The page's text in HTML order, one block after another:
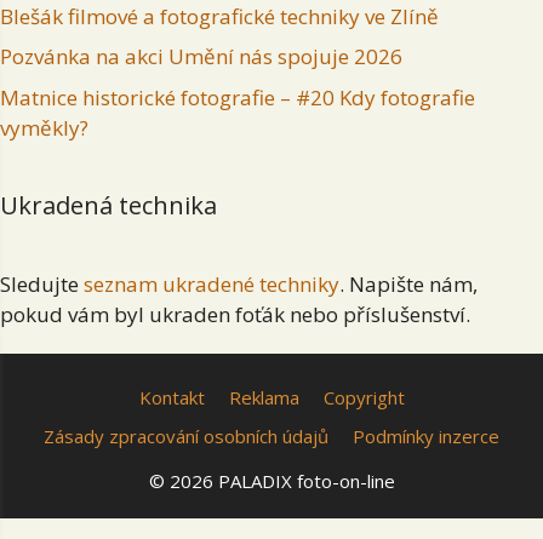
Blešák filmové a fotografické techniky ve Zlíně
Pozvánka na akci Umění nás spojuje 2026
Matnice historické fotografie – #20 Kdy fotografie
vyměkly?
Ukradená technika
Sledujte seznam ukradené techniky. Napište nám,
pokud vám byl ukraden foťák nebo příslušenství.
Kontakt Reklama
Copyright
Zásady zpracování osobních údajů
Podmínky inzerce
© 2026 PALADIX foto-on-line